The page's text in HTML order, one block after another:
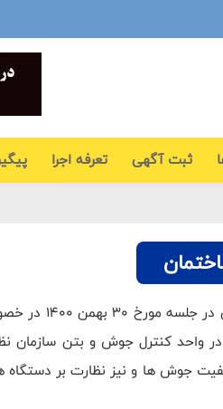
ثبت آگهی تعرفه اجرا
در راستای
کنترل جوش و بتن سازمان
جوش ها و نیز نظارت بر دستگاه